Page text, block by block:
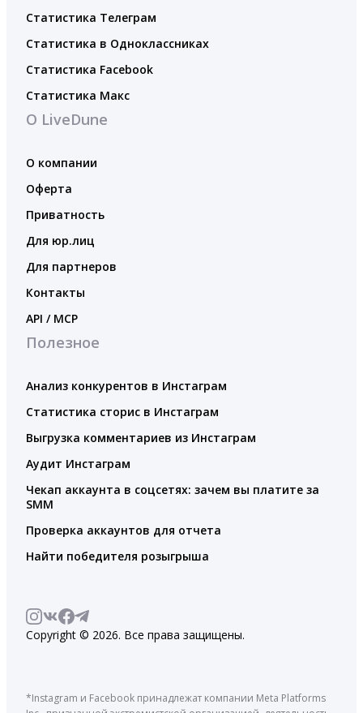
Статистика Телеграм
Статистика в Одноклассниках
Статистика Facebook
Статистика Макс
О LiveDune
О компании
Оферта
Приватность
Для юр.лиц
Для партнеров
Контакты
API / MCP
Полезное
Анализ конкурентов в Инстаграм
Статистика сторис в Инстаграм
Выгрузка комментариев из Инстаграм
Аудит Инстаграм
Чекап аккаунта в соцсетях: зачем вы платите за
SMM
Проверка аккаунтов для отчета
Найти победителя розыгрыша
Copyright © 2026. Все права защищены.
*Instagram и Facebook принадлежат компании Meta Platforms